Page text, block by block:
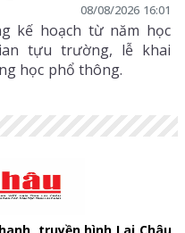
08/08/2026 16:01
kế hoạch từ năm học
tựu trường, lễ khai
học phổ thông.